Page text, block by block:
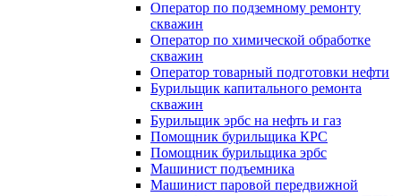
Оператор по подземному ремонту
скважин
Оператор по химической обработке
скважин
Оператор товарный подготовки нефти
Бурильщик капитального ремонта
скважин
Бурильщик эрбс на нефть и газ
Помощник бурильщика КРС
Помощник бурильщика эрбс
Машинист подъемника
Машинист паровой передвижной